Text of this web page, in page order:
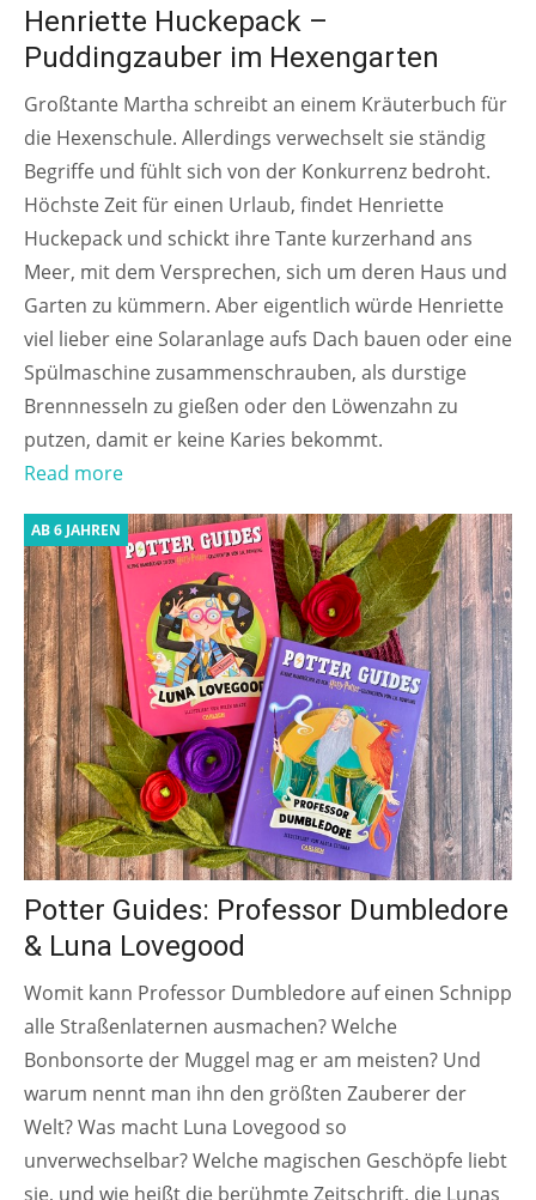
Henriette Huckepack –
Puddingzauber im Hexengarten
Großtante Martha schreibt an einem Kräuterbuch für
die Hexenschule. Allerdings verwechselt sie ständig
Begriffe und fühlt sich von der Konkurrenz bedroht.
Höchste Zeit für einen Urlaub, findet Henriette
Huckepack und schickt ihre Tante kurzerhand ans
Meer, mit dem Versprechen, sich um deren Haus und
Garten zu kümmern. Aber eigentlich würde Henriette
viel lieber eine Solaranlage aufs Dach bauen oder eine
Spülmaschine zusammenschrauben, als durstige
Brennnesseln zu gießen oder den Löwenzahn zu
putzen, damit er keine Karies bekommt.
Read more
AB 6 JAHREN
Potter Guides: Professor Dumbledore
& Luna Lovegood
Womit kann Professor Dumbledore auf einen Schnipp
alle Straßenlaternen ausmachen? Welche
Bonbonsorte der Muggel mag er am meisten? Und
warum nennt man ihn den größten Zauberer der
Welt? Was macht Luna Lovegood so
unverwechselbar? Welche magischen Geschöpfe liebt
sie, und wie heißt die berühmte Zeitschrift, die Lunas